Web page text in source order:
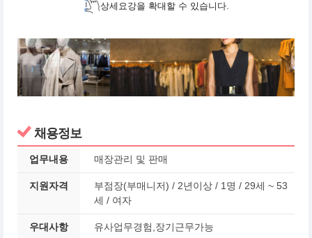
상세요강을 확대할 수 있습니다.
채용정보
업무내용 매장관리 및 판매
지원자격
부점장(부매니저) / 2년이상 / 1명 / 29세 ~ 53
세 / 여자
우대사항 유사업무경험,장기근무가능